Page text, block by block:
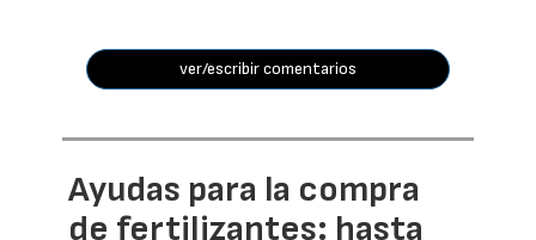
ver/escribir comentarios
Ayudas para la compra
de fertilizantes: hasta